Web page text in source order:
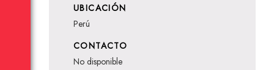
UBICACIÓN
Perú
CONTACTO
no disponible